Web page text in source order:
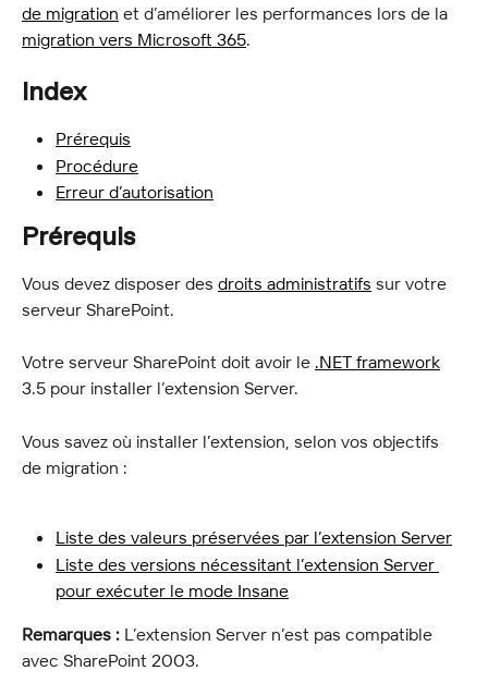
de migration et d’améliorer les performances lors de la
migration vers Microsoft 365.
Index
Prérequis
Procédure
Erreur d’autorisation
Prérequis
Vous devez disposer des droits administratifs sur votre
serveur SharePoint.
Votre serveur SharePoint doit avoir le .NET framework
3.5 pour installer l’extension Server.
Vous savez où installer l’extension, selon vos objectifs
de migration :
Liste des valeurs préservées par l’extension Server
Liste des versions nécessitant l’extension Server
pour exécuter le mode Insane
Remarques : L’extension Server n’est pas compatible
avec SharePoint 2003.